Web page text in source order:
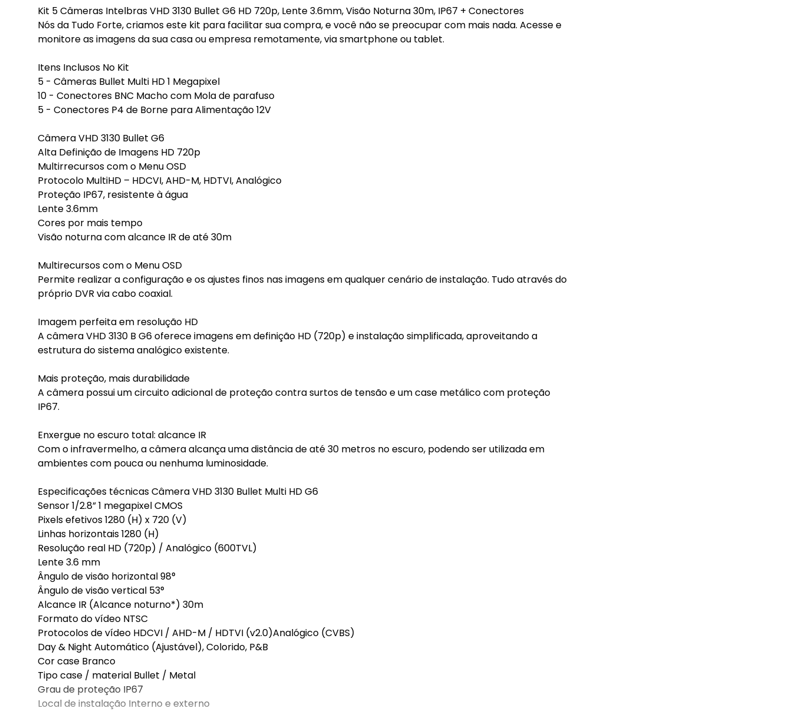
Kit 5 Câmeras Intelbras VHD 3130 Bullet G6 HD 720p, Lente 3.6mm, Visão Noturna 30m, IP67 + Conectores
Nós da Tudo Forte, criamos este kit para facilitar sua compra, e você não se preocupar com mais nada. Acesse e
monitore as imagens da sua casa ou empresa remotamente, via smartphone ou tablet.
Itens Inclusos No Kit
5 - Câmeras Bullet Multi HD 1 Megapixel
10 - Conectores BNC Macho com Mola de parafuso
5 - Conectores P4 de Borne para Alimentação 12V
Câmera VHD 3130 Bullet G6
Alta Definição de Imagens HD 720p
Multirrecursos com o Menu OSD
Protocolo MultiHD – HDCVI, AHD-M, HDTVI, Analógico
Proteção IP67, resistente à água
Lente 3.6mm
Cores por mais tempo
Visão noturna com alcance IR de até 30m
Multirecursos com o Menu OSD
Permite realizar a configuração e os ajustes finos nas imagens em qualquer cenário de instalação. Tudo através do
próprio DVR via cabo coaxial.
Imagem perfeita em resolução HD
A câmera VHD 3130 B G6 oferece imagens em definição HD (720p) e instalação simplificada, aproveitando a
estrutura do sistema analógico existente.
Mais proteção, mais durabilidade
A câmera possui um circuito adicional de proteção contra surtos de tensão e um case metálico com proteção
IP67.
Enxergue no escuro total: alcance IR
Com o infravermelho, a câmera alcança uma distância de até 30 metros no escuro, podendo ser utilizada em
ambientes com pouca ou nenhuma luminosidade.
Especificações técnicas Câmera VHD 3130 Bullet Multi HD G6
Sensor 1/2.8” 1 megapixel CMOS
Pixels efetivos 1280 (H) x 720 (V)
Linhas horizontais 1280 (H)
Resolução real HD (720p) / Analógico (600TVL)
Lente 3.6 mm
Ângulo de visão horizontal 98°
Ângulo de visão vertical 53°
Alcance IR (Alcance noturno*) 30m
Formato do vídeo NTSC
Protocolos de vídeo HDCVI / AHD-M / HDTVI (v2.0)Analógico (CVBS)
Day & Night Automático (Ajustável), Colorido, P&B
Cor case Branco
Tipo case / material Bullet / Metal
Grau de proteção IP67
Local de instalação Interno e externo